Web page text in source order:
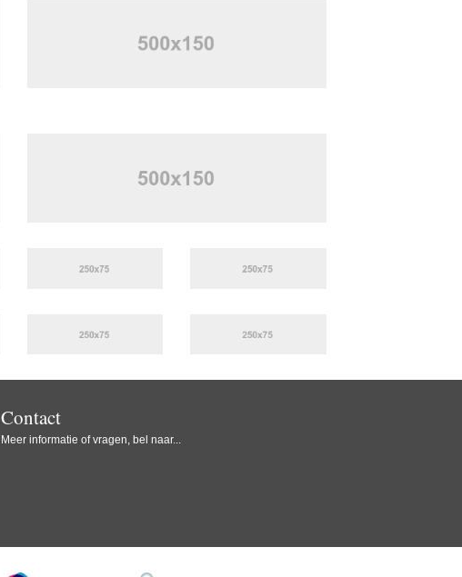
Contact
Meer informatie of vragen, bel naar...